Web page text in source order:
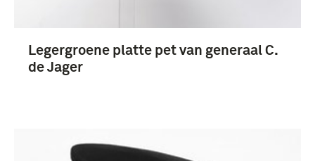
Legergroene platte pet van generaal C.
de Jager